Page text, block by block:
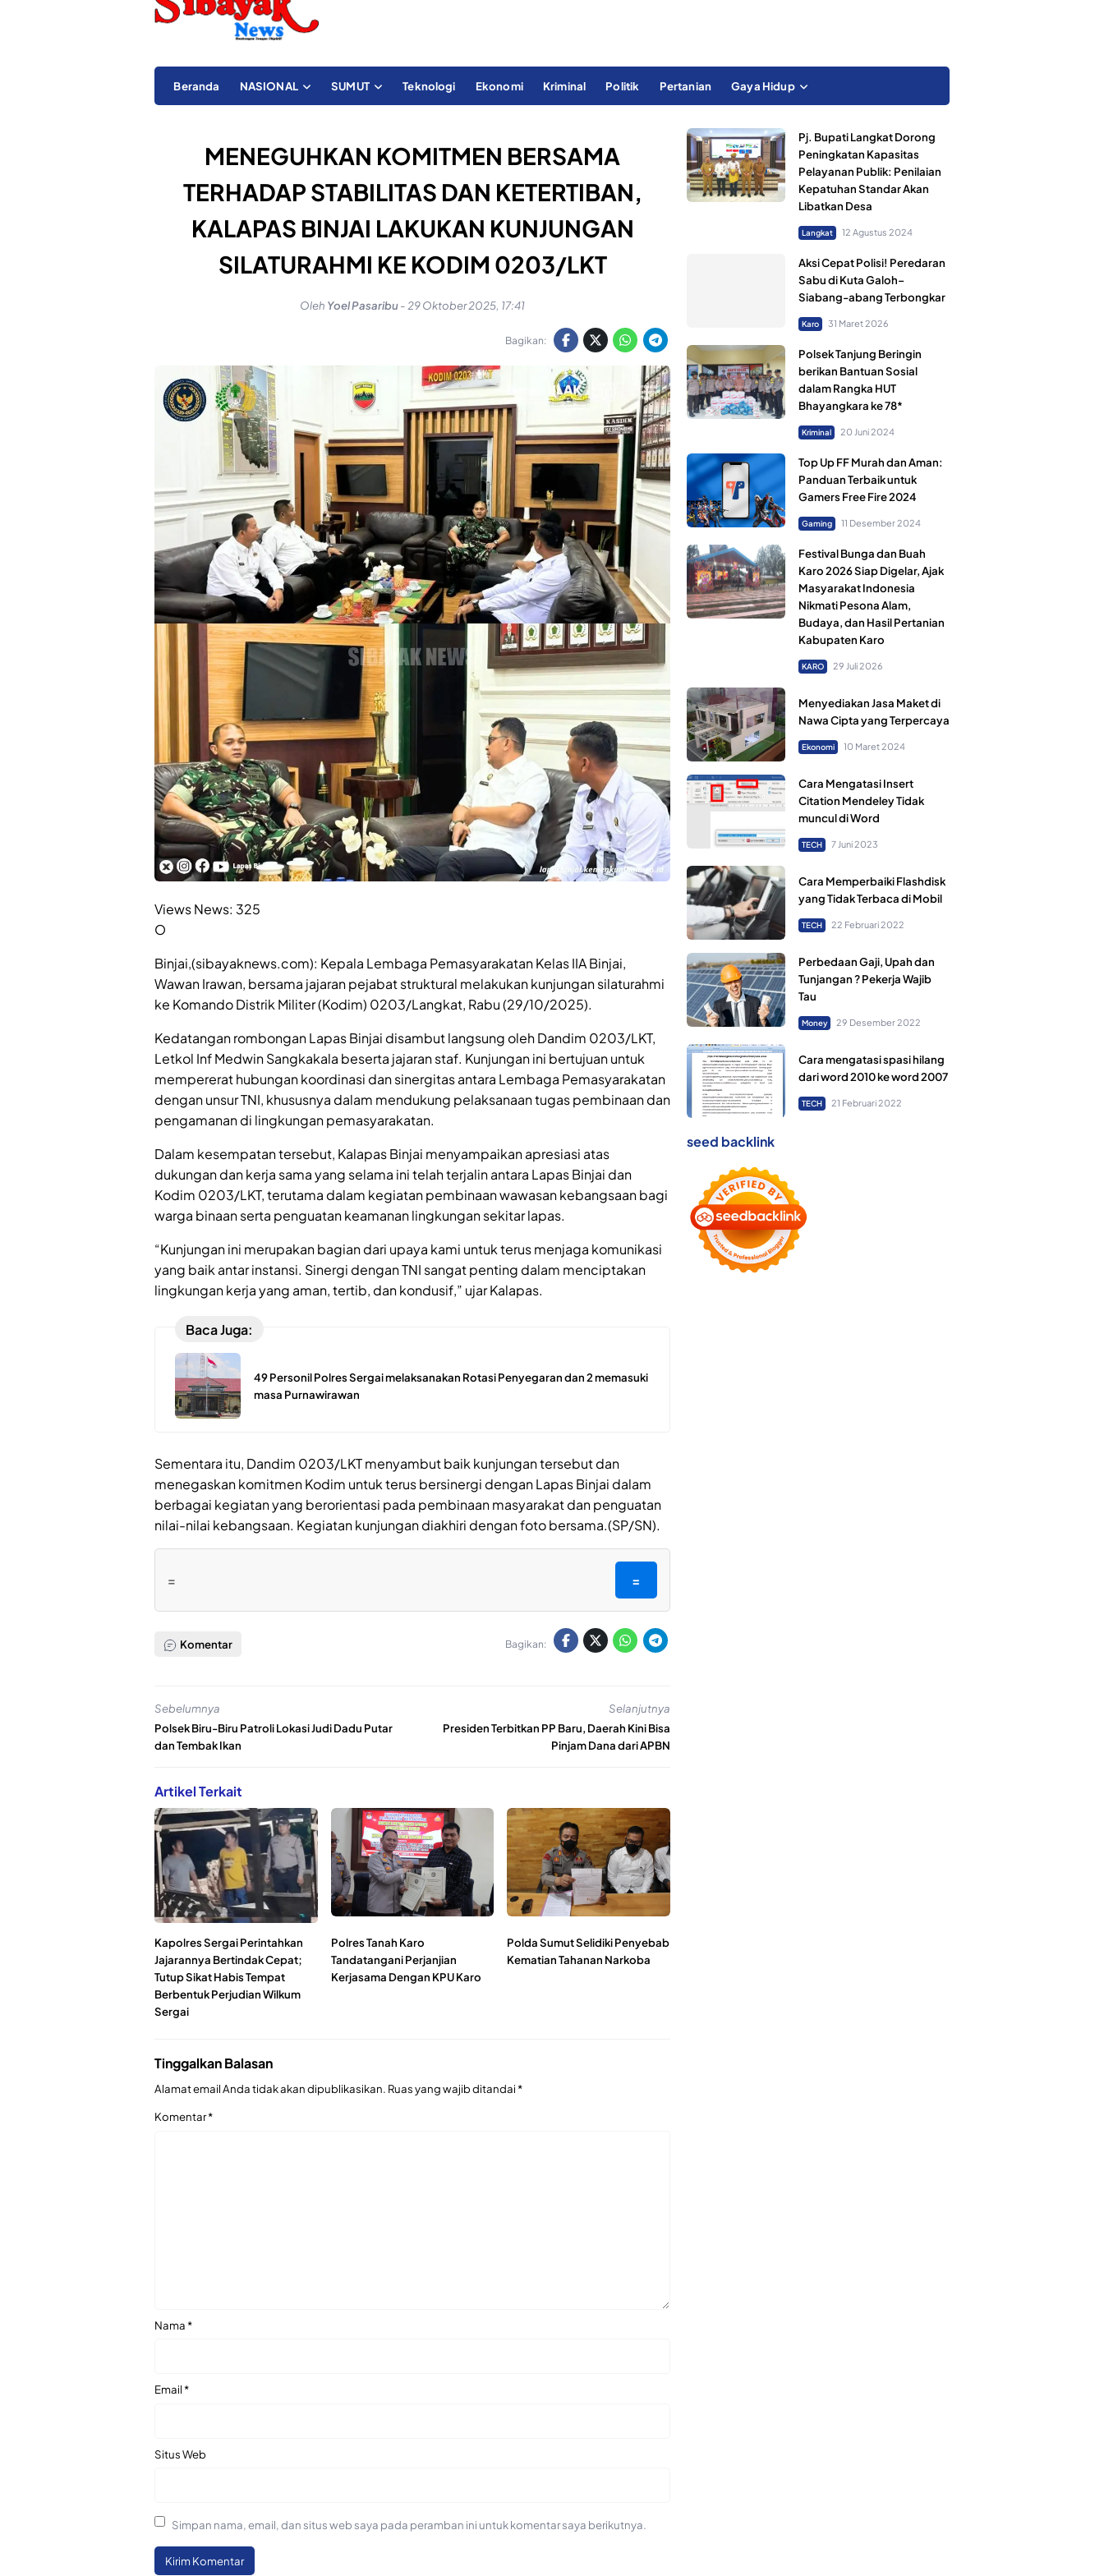
Beranda NASIONAL SUMUT Teknologi Ekonomi Kriminal Politik Pertanian Gaya Hidup
MENEGUHKAN KOMITMEN BERSAMA
TERHADAP STABILITAS DAN KETERTIBAN,
KALAPAS BINJAI LAKUKAN KUNJUNGAN
SILATURAHMI KE KODIM 0203/LKT
Oleh Yoel Pasaribu- 29 Oktober 2025, 17:41
Bagikan:
Views News: 325
O
Binjai,(sibayaknews.com): Kepala Lembaga Pemasyarakatan Kelas IIA Binjai,
Wawan Irawan, bersama jajaran pejabat struktural melakukan kunjungan silaturahmi
ke Komando Distrik Militer (Kodim) 0203/Langkat, Rabu (29/10/2025).
Kedatangan rombongan Lapas Binjai disambut langsung oleh Dandim 0203/LKT,
Letkol Inf Medwin Sangkakala beserta jajaran staf. Kunjungan ini bertujuan untuk
mempererat hubungan koordinasi dan sinergitas antara Lembaga Pemasyarakatan
dengan unsur TNI, khususnya dalam mendukung pelaksanaan tugas pembinaan dan
pengamanan di lingkungan pemasyarakatan.
Dalam kesempatan tersebut, Kalapas Binjai menyampaikan apresiasi atas
dukungan dan kerja sama yang selama ini telah terjalin antara Lapas Binjai dan
Kodim 0203/LKT, terutama dalam kegiatan pembinaan wawasan kebangsaan bagi
warga binaan serta penguatan keamanan lingkungan sekitar lapas.
“Kunjungan ini merupakan bagian dari upaya kami untuk terus menjaga komunikasi
yang baik antar instansi. Sinergi dengan TNI sangat penting dalam menciptakan
lingkungan kerja yang aman, tertib, dan kondusif,” ujar Kalapas.
Baca Juga:
49 Personil Polres Sergai melaksanakan Rotasi Penyegaran dan 2 memasuki
masa Purnawirawan
Sementara itu, Dandim 0203/LKT menyambut baik kunjungan tersebut dan
menegaskan komitmen Kodim untuk terus bersinergi dengan Lapas Binjai dalam
berbagai kegiatan yang berorientasi pada pembinaan masyarakat dan penguatan
nilai-nilai kebangsaan. Kegiatan kunjungan diakhiri dengan foto bersama.(SP/SN).
= =
Komentar Bagikan:
Sebelumnya
Polsek Biru-Biru Patroli Lokasi Judi Dadu Putar
dan Tembak Ikan
Selanjutnya
Presiden Terbitkan PP Baru, Daerah Kini Bisa
Pinjam Dana dari APBN
Artikel Terkait
Kapolres Sergai Perintahkan
Jajarannya Bertindak Cepat;
Tutup Sikat Habis Tempat
Berbentuk Perjudian Wilkum
Sergai
Polres Tanah Karo
Tandatangani Perjanjian
Kerjasama Dengan KPU Karo
Polda Sumut Selidiki Penyebab
Kematian Tahanan Narkoba
Tinggalkan Balasan
Alamat email Anda tidak akan dipublikasikan. Ruas yang wajib ditandai*
Komentar*
Nama*
Email*
Situs Web
Simpan nama, email, dan situs web saya pada peramban ini untuk komentar saya berikutnya.
Pj. Bupati Langkat Dorong
Peningkatan Kapasitas
Pelayanan Publik: Penilaian
Kepatuhan Standar Akan
Libatkan Desa
Langkat 12 Agustus 2024
Aksi Cepat Polisi! Peredaran
Sabu di Kuta Galoh–
Siabang-abang Terbongkar
Karo 31 Maret 2026
Polsek Tanjung Beringin
berikan Bantuan Sosial
dalam Rangka HUT
Bhayangkara ke 78*
Kriminal 20 Juni 2024
Top Up FF Murah dan Aman:
Panduan Terbaik untuk
Gamers Free Fire 2024
Gaming 11 Desember 2024
Festival Bunga dan Buah
Karo 2026 Siap Digelar, Ajak
Masyarakat Indonesia
Nikmati Pesona Alam,
Budaya, dan Hasil Pertanian
Kabupaten Karo
KARO 29 Juli 2026
Menyediakan Jasa Maket di
Nawa Cipta yang Terpercaya
Ekonomi 10 Maret 2024
Cara Mengatasi Insert
Citation Mendeley Tidak
muncul di Word
TECH 7 Juni 2023
Cara Memperbaiki Flashdisk
yang Tidak Terbaca di Mobil
TECH 22 Februari 2022
Perbedaan Gaji, Upah dan
Tunjangan ? Pekerja Wajib
Tau
Money 29 Desember 2022
Cara mengatasi spasi hilang
dari word 2010 ke word 2007
TECH 21 Februari 2022
seed backlink